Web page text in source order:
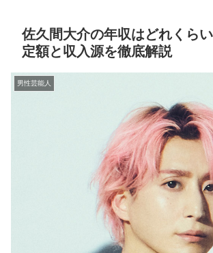
佐久間大介の年収はどれくら
定額と収入源を徹底解説
男性芸能人